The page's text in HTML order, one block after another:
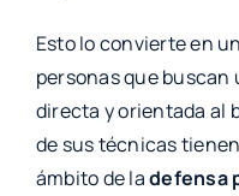
Esto lo convierte en
personas que
directa y orientada al
de sus técnicas
ámbito de ladefensa